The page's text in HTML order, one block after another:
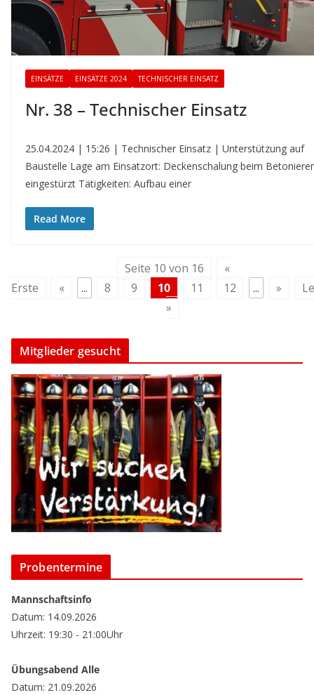
EINSÄTZE EINSÄTZE 2024 TECHNISCHER EINSATZ
Nr. 38 – Technischer Einsatz
25.04.2024 | 15:26 | Technischer Einsatz | Unterstützung auf
Baustelle Lage am Einsatzort: Deckenschalung beim
eingestürzt Tätigkeiten: Aufbau einer
Read More
Seite 10 von 16
«
Erste
« ... 8 9 10 11 12 ... »
»
Mitglieder gesucht
Probentermine
Mannschaftsinfo
Datum: 14.09.2026
Uhrzeit: 19:30 - 21:00Uhr
Übungsabend Alle
Datum: 21.09.2026